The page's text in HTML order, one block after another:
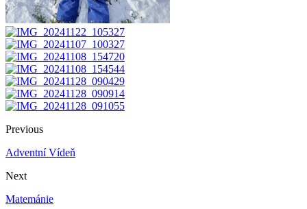
Previous
Adventní Vídeň
Next
Matemánie